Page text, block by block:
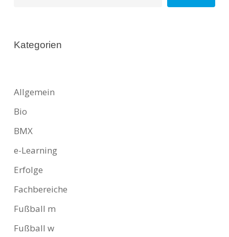
Kategorien
Allgemein
Bio
BMX
e-Learning
Erfolge
Fachbereiche
Fußball m
Fußball w